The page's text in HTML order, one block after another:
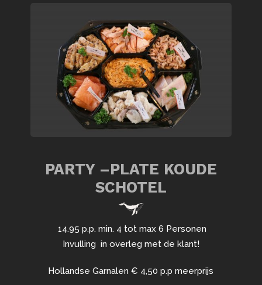
PARTY –PLATE KOUDE
SCHOTEL
14.95 p.p. min. 4 tot max 6 Personen
Invulling in overleg met de klant!
Hollandse Garnalen € 4,50 p.p meerprijs